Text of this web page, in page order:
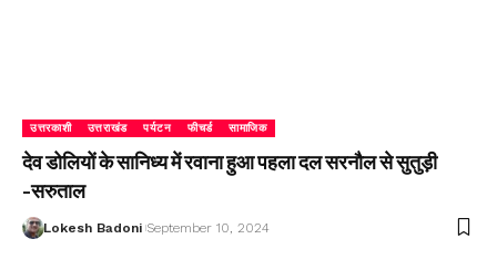
उत्तरकाशी उत्तराखंड पर्यटन फीचर्ड सामाजिक
देव डोलियों के सानिध्य में रवाना हुआ पहला दल सरनौल से सुतुड़ी
-सरुताल
Lokesh Badoni September 10, 2024